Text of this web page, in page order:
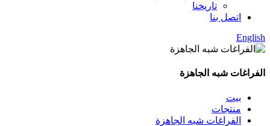
تاريخنا
اتصل بنا
English
الفراغات شبه الجاهزة
بيت
منتجات
الفراغات شبه الجاهزة